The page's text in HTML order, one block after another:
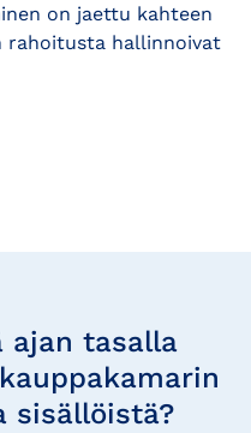
on jaettu kahteen
rahoitusta hallinnoivat
ajan tasalla
sisällöistä?